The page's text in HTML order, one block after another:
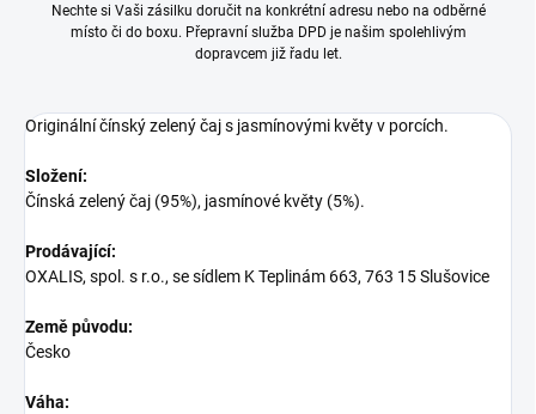
Nechte si Vaši zásilku doručit na konkrétní adresu nebo na odběrné
místo či do boxu. Přepravní služba DPD je našim spolehlivým
dopravcem již řadu let.
Originální čínský zelený čaj s jasmínovými květy v porcích.
Složení:
Čínská zelený čaj (95%), jasmínové květy (5%).
Prodávající:
OXALIS, spol. s r.o., se sídlem K Teplinám 663, 763 15 Slušovice
Země původu:
Česko
Váha: